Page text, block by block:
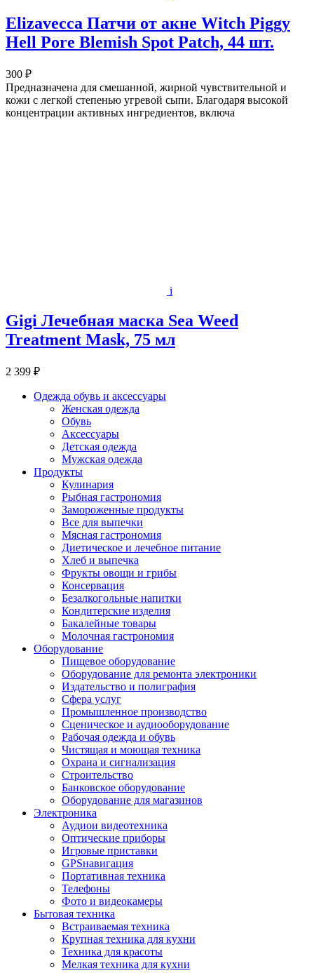
Elizavecca Патчи от акне Witch Piggy
Hell Pore Blemish Spot Patch, 44 шт.
300 ₽
Предназначена для смешанной, жирной чувствительной и
кожи с легкой степенью угревой сыпи. Благодаря высокой
концентрации активных ингредиентов, включа
i
Gigi Лечебная маска Sea Weed
Treatment Mask, 75 мл
2 399 ₽
Одежда обувь и аксессуары
Женская одежда
Обувь
Аксессуары
Детская одежда
Мужская одежда
Продукты
Кулинария
Рыбная гастрономия
Замороженные продукты
Все для выпечки
Мясная гастрономия
Диетическое и лечебное питание
Хлеб и выпечка
Фрукты овощи и грибы
Консервация
Безалкогольные напитки
Кондитерские изделия
Бакалейные товары
Молочная гастрономия
Оборудование
Пищевое оборудование
Оборудование для ремонта электроники
Издательство и полиграфия
Сфера услуг
Промышленное производство
Сценическое и аудиооборудование
Рабочая одежда и обувь
Чистящая и моющая техника
Охрана и сигнализация
Строительство
Банковское оборудование
Оборудование для магазинов
Электроника
Аудиои видеотехника
Оптические приборы
Игровые приставки
GPSнавигация
Портативная техника
Телефоны
Фото и видеокамеры
Бытовая техника
Встраиваемая техника
Крупная техника для кухни
Техника для красоты
Мелкая техника для кухни